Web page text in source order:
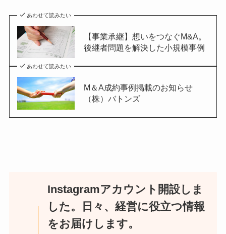
あわせて読みたい
【事業承継】想いをつなぐM&A。
後継者問題を解決した小規模事例
あわせて読みたい
M＆A成約事例掲載のお知らせ
（株）バトンズ
Instagramアカウント開設しま
した。日々、経営に役立つ情報
をお届けします。